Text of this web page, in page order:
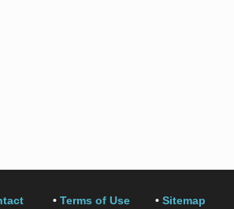
• Terms of Use
• Sitemap